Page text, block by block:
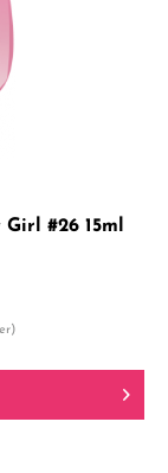
#26 15ml